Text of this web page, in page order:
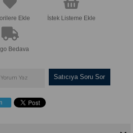
Ekle İstek Listeme Ekle
Bedava
Yorum Yaz Satıcıya Soru Sor